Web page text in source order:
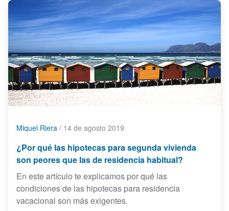
Miquel Riera / 14 de agosto 2019
¿Por qué las hipotecas para segunda vivienda
son peores que las de residencia habitual?
En este artículo te explicamos por qué las
condiciones de las hipotecas para residencia
vacacional son más exigentes.